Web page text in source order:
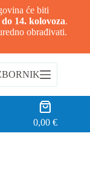
će biti
14. kolovoza.
obrađivati.
Košarica
0,00€